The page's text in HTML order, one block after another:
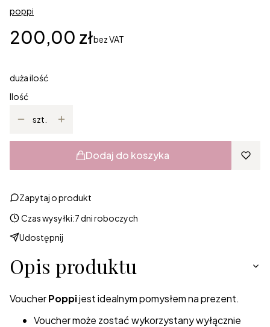
poppi
Cena
200,00 złbez VAT
duża ilość
Ilość
szt.
Dodaj do koszyka
Zapytaj o produkt
Czas wysyłki:7 dni roboczych
Udostępnij
Opis produktu
VoucherPoppijest idealnym pomysłem na prezent.
Voucher może zostać wykorzystany wyłącznie